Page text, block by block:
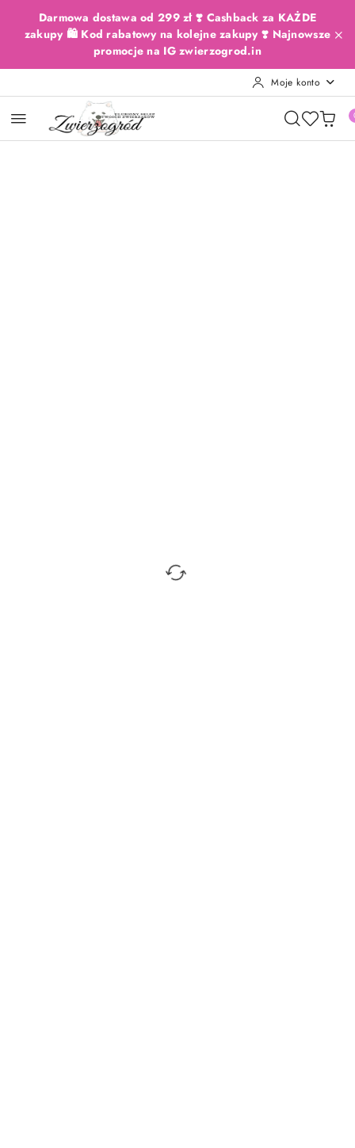
Przejdź do treści głównej
Przejdź do wyszukiwarki
Przejdź do moje konto
Przejdź do menu głównego
Przejdź do opisu produktu
Przejdź do stopki
Darmowa dostawa od 299 zł ❣️ Cashback za KAŻDE
zakupy 🛍️ Kod rabatowy na kolejne zakupy ❣️ Najnowsze
promocje na IG zwierzogrod.in
Moje konto